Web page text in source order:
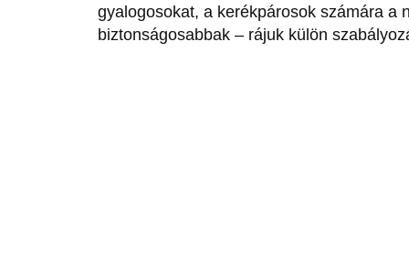
gyalogosokat, a kerékpárosok számára a
biztonságosabbak – rájuk külön